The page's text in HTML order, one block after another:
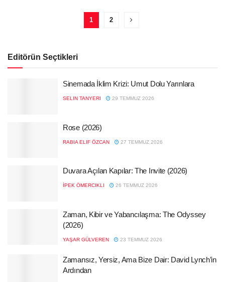
1 2
Editörün Seçtikleri
Sinemada İklim Krizi: Umut Dolu Yarınlara
SELIN TANYERI 29 TEMMUZ 2026
Rose (2026)
RABIA ELIF ÖZCAN 27 TEMMUZ 2026
Duvara Açılan Kapılar: The Invite (2026)
İPEK ÖMERCIKLI 26 TEMMUZ 2026
Zaman, Kibir ve Yabancılaşma: The Odyssey
(2026)
YAŞAR GÜLVEREN 23 TEMMUZ 2026
Zamansız, Yersiz, Ama Bize Dair: David Lynch’in
Ardından